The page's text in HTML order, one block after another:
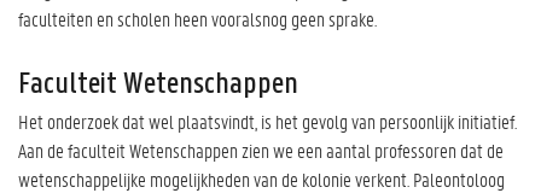
faculteiten en scholen heen vooralsnog geen sprake.
Faculteit Wetenschappen
Het onderzoek dat wel plaatsvindt, is het gevolg van persoonlijk initiatief.
Aan de faculteit Wetenschappen zien we een aantal professoren dat de
wetenschappelijke mogelijkheden van de kolonie verkent. Paleontoloog